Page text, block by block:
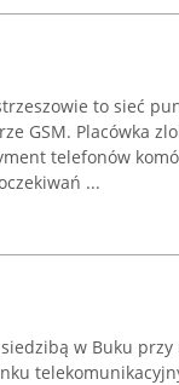
to sieć
GSM. Placówka
telefonów
...
w Buku